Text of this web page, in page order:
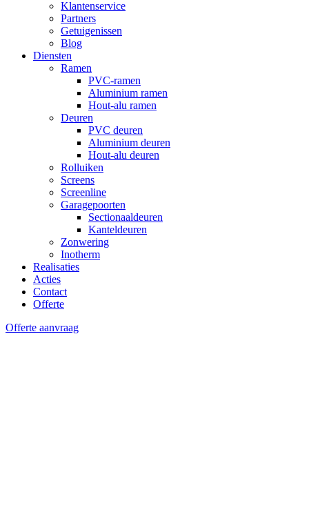
Klantenservice
Partners
Getuigenissen
Blog
Diensten
Ramen
PVC-ramen
Aluminium ramen
Hout-alu ramen
Deuren
PVC deuren
Aluminium deuren
Hout-alu deuren
Rolluiken
Screens
Screenline
Garagepoorten
Sectionaaldeuren
Kanteldeuren
Zonwering
Inotherm
Realisaties
Acties
Contact
Offerte
Offerte aanvraag